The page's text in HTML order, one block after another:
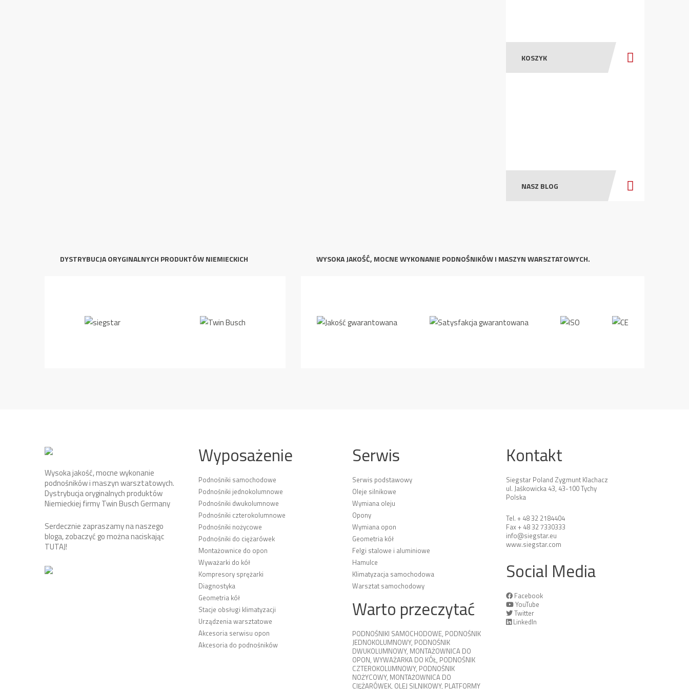
KOSZYK
NASZ BLOG
DYSTRYBUCJA ORYGINALNYCH PRODUKTÓW NIEMIECKICH WYSOKA JAKOŚĆ, MOCNE WYKONANIE PODNOŚNIKÓW I MASZYN WARSZTATOWYCH.
Wysoka jakość, mocne wykonanie
podnośników i maszyn warsztatowych.
Dystrybucja oryginalnych produktów
Niemieckiej firmy Twin Busch Germany
Serdecznie zapraszamy na naszego
bloga, zobaczyć go można naciskając
TUTAJ!
Wyposażenie
Podnośniki samochodowe
Podnośniki jednokolumnowe
Podnośniki dwukolumnowe
Podnośniki czterokolumnowe
Podnośniki nożycowe
Podnośniki do ciężarówek
Montażownice do opon
Wyważarki do kół
Kompresory sprężarki
Diagnostyka
Geometria kół
Stacje obsługi klimatyzacji
Urządzenia warsztatowe
Akcesoria serwisu opon
Akcesoria do podnośników
Serwis
Serwis podstawowy
Oleje silnikowe
Wymiana oleju
Opony
Wymiana opon
Geometria kół
Felgi stalowe i aluminiowe
Hamulce
Klimatyzacja samochodowa
Warsztat samochodowy
Warto przeczytać
PODNOŚNIKI SAMOCHODOWE, PODNOŚNIK
JEDNOKOLUMNOWY, PODNOŚNIK
DWUKOLUMNOWY, MONTAŻOWNICA DO
OPON, WYWAŻARKA DO KÓŁ, PODNOŚNIK
CZTEROKOLUMNOWY, PODNOŚNIK
NOŻYCOWY, MONTAŻOWNICA DO
CIĘŻARÓWEK, OLEJ SILNIKOWY, PLATFORMY
Kontakt
Siegstar Poland Zygmunt Klachacz
ul. Jaśkowicka 43, 43-100 Tychy
Polska
Tel. + 48 32 2184404
Fax + 48 32 7330333
info@siegstar.eu
www.siegstar.com
Social Media
Facebook
YouTube
Twitter
LinkedIn